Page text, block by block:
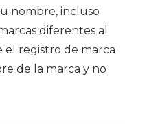
nombre, incluso
diferentes al
el registro de marca
de la marca y no